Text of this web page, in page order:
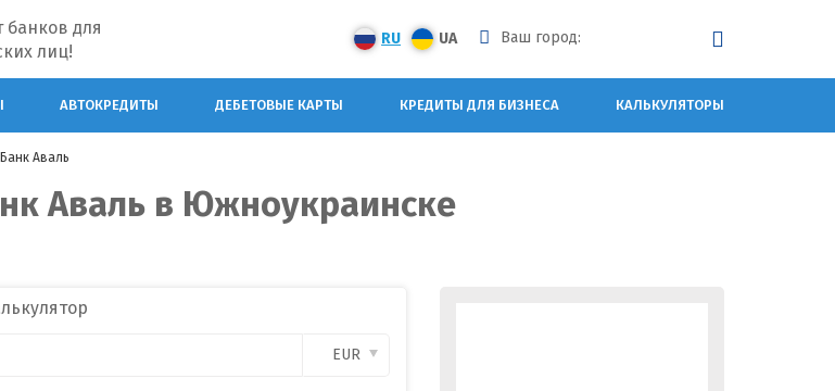
для
лиц!
RU UA Ваш город:
АВТОКРЕДИТЫ ДЕБЕТОВЫЕ КАРТЫ КРЕДИТЫ ДЛЯ БИЗНЕСА КАЛЬКУЛЯТОРЫ
Аваль
Аваль в Южноукраинске
EUR